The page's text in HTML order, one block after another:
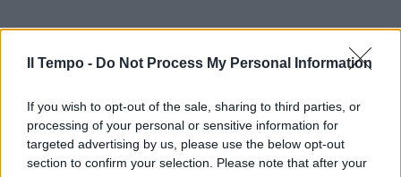
Il Tempo - Do Not Process My Personal Information
If you wish to opt-out of the sale, sharing to third parties, or
processing of your personal or sensitive information for
targeted advertising by us, please use the below opt-out
section to confirm your selection. Please note that after your